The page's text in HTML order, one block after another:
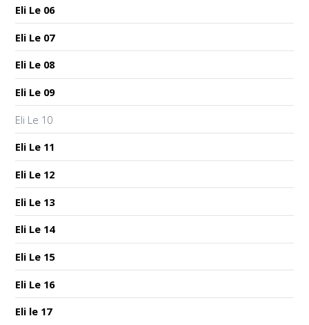
Eli Le 06
Eli Le 07
Eli Le 08
Eli Le 09
Eli Le 10
Eli Le 11
Eli Le 12
Eli Le 13
Eli Le 14
Eli Le 15
Eli Le 16
Eli le 17